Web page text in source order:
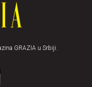
GRAZIA u Srbiji.